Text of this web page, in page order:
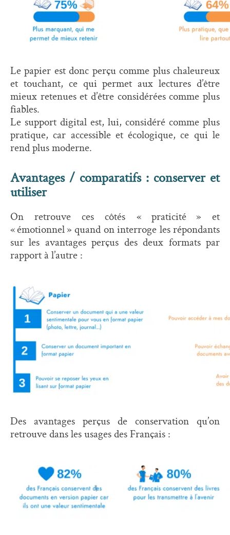
Le papier est donc perçu comme plus chaleureux
et touchant, ce qui permet aux lectures d’être
mieux retenues et d’être considérées comme plus
fiables.
Le support digital est, lui, considéré comme plus
pratique, car accessible et écologique, ce qui le
rend plus moderne.
Avantages / comparatifs : conserver et
utiliser
On retrouve ces côtés « praticité » et
« émotionnel » quand on interroge les répondants
sur les avantages perçus des deux formats par
rapport à l’autre :
Des avantages perçus de conservation qu’on
retrouve dans les usages des Français :